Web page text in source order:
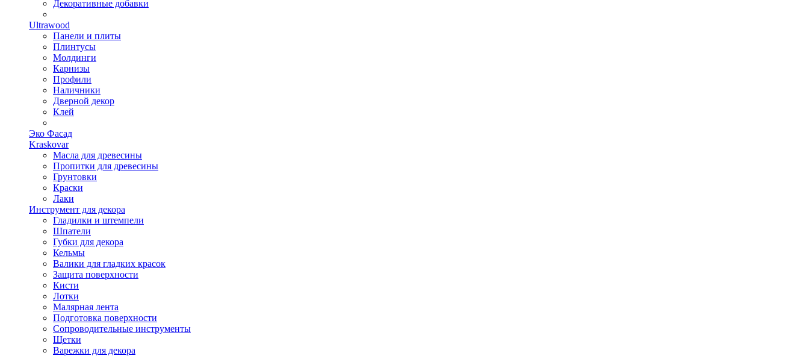
Декоративные добавки
Ultrawood
Панели и плиты
Плинтусы
Молдинги
Карнизы
Профили
Наличники
Дверной декор
Клей
Эко Фасад
Kraskovar
Масла для древесины
Пропитки для древесины
Грунтовки
Краски
Лаки
Инструмент для декора
Гладилки и штемпели
Шпатели
Губки для декора
Кельмы
Валики для гладких красок
Защита поверхности
Кисти
Лотки
Малярная лента
Подготовка поверхности
Сопроводительные инструменты
Щетки
Варежки для декора